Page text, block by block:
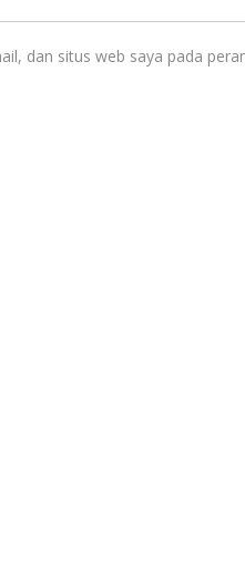
dan situs web saya pada